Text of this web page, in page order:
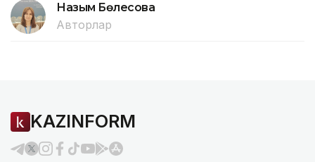
Назым Бөлесова
Авторлар
KAZINFORM